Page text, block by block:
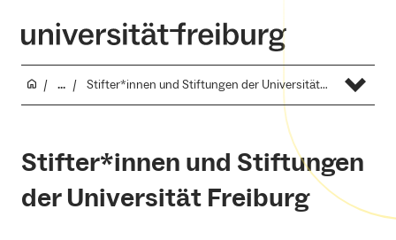
... Stifter*innen und Stiftungen der Universität Freiburg
Stifter*innen und Stiftungen
der Universität Freiburg